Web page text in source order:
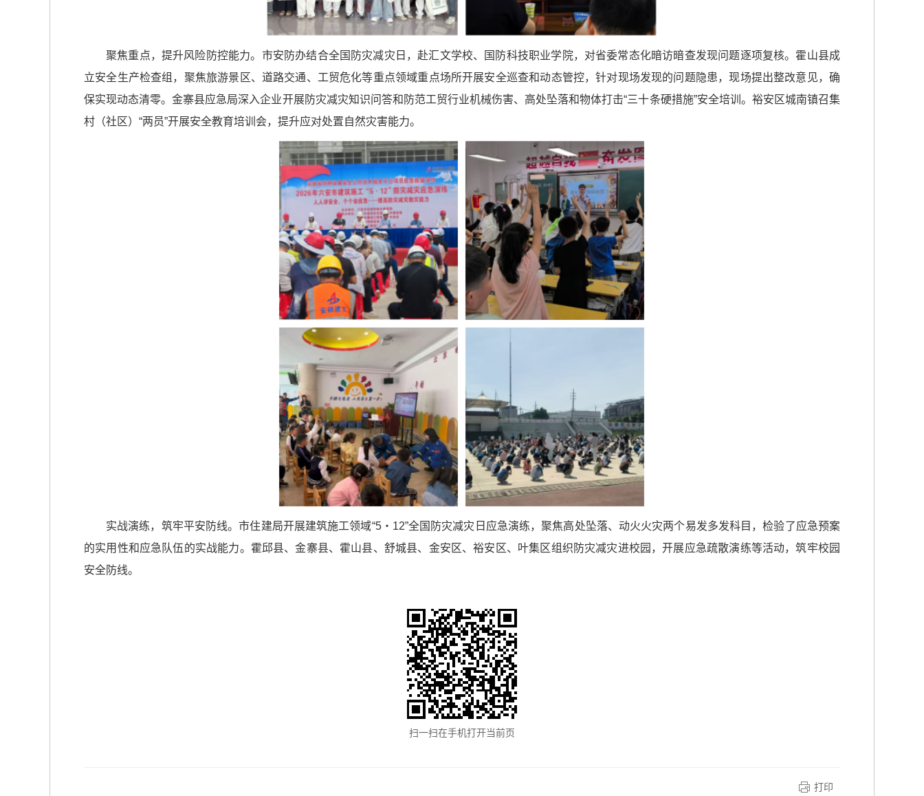
聚焦重点，提升风险防控能力。市安防办结合全国防灾减灾日，赴汇文学校、国防科技职业学院，对省委常态化暗访暗查发现问题逐项复核。霍山县成
立安全生产检查组，聚焦旅游景区、道路交通、工贸危化等重点领域重点场所开展安全巡查和动态管控，针对现场发现的问题隐患，现场提出整改意见，确
保实现动态清零。金寨县应急局深入企业开展防灾减灾知识问答和防范工贸行业机械伤害、高处坠落和物体打击“三十条硬措施”安全培训。裕安区城南镇召集
村（社区）“两员”开展安全教育培训会，提升应对处置自然灾害能力。
实战演练，筑牢平安防线。市住建局开展建筑施工领域“5・12”全国防灾减灾日应急演练，聚焦高处坠落、动火火灾两个易发多发科目，检验了应急预案
的实用性和应急队伍的实战能力。霍邱县、金寨县、霍山县、舒城县、金安区、裕安区、叶集区组织防灾减灾进校园，开展应急疏散演练等活动，筑牢校园
安全防线。
扫一扫在手机打开当前页
打印